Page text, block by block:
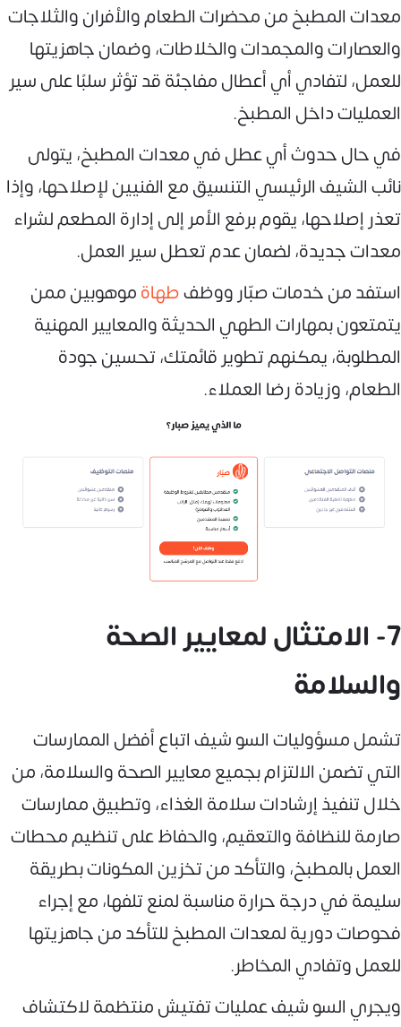
معدات المطبخ من محضرات الطعام والأفران والثلاجات
والعصارات والمجمدات والخلاطات، وضمان جاهزيتها
للعمل، لتفادي أي أعطال مفاجئة قد تؤثر سلبًا على سير
العمليات داخل المطبخ.
في حال حدوث أي عطل في معدات المطبخ، يتولى
نائب الشيف الرئيسي التنسيق مع الفنيين لإصلاحها، وإذا
تعذر إصلاحها، يقوم برفع الأمر إلى إدارة المطعم لشراء
معدات جديدة، لضمان عدم تعطل سير العمل.
استفد من خدمات صبّار ووظفطهاةموهوبين ممن
يتمتعون بمهارات الطهي الحديثة والمعايير المهنية
المطلوبة، يمكنهم تطوير قائمتك، تحسين جودة
الطعام، وزيادة رضا العملاء.
7- الامتثال لمعايير الصحة
والسلامة
تشمل مسؤوليات السو شيف اتباع أفضل الممارسات
التي تضمن الالتزام بجميع معايير الصحة والسلامة، من
خلال تنفيذ إرشادات سلامة الغذاء، وتطبيق ممارسات
صارمة للنظافة والتعقيم، والحفاظ على تنظيم محطات
العمل بالمطبخ، والتأكد من تخزين المكونات بطريقة
سليمة في درجة حرارة مناسبة لمنع تلفها، مع إجراء
فحوصات دورية لمعدات المطبخ للتأكد من جاهزيتها
للعمل وتفادي المخاطر.
ويجري السو شيف عمليات تفتيش منتظمة لاكتشاف